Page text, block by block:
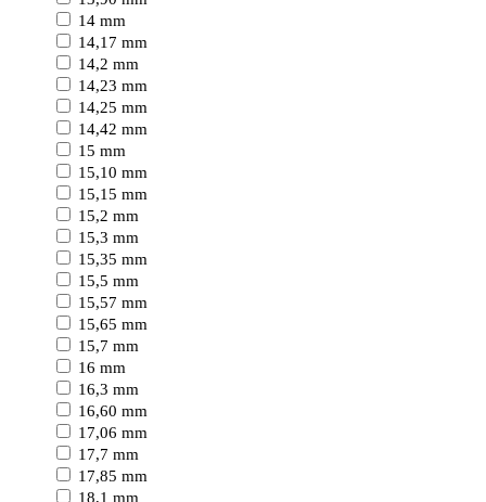
14 mm
14,17 mm
14,2 mm
14,23 mm
14,25 mm
14,42 mm
15 mm
15,10 mm
15,15 mm
15,2 mm
15,3 mm
15,35 mm
15,5 mm
15,57 mm
15,65 mm
15,7 mm
16 mm
16,3 mm
16,60 mm
17,06 mm
17,7 mm
17,85 mm
18,1 mm